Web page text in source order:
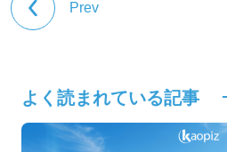
#GPTとの違い
Prev